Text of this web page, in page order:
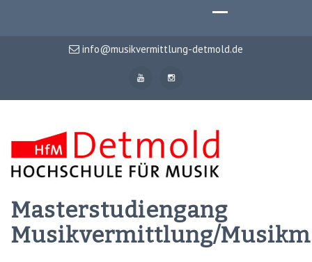
info@musikvermittlung-detmold.de
Masterstudiengang
Musikvermittlung/